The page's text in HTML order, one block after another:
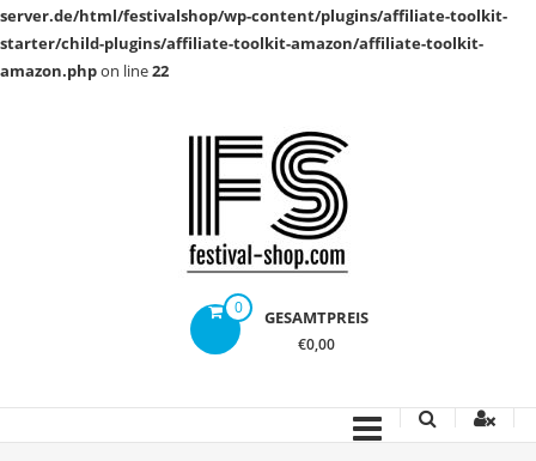
server.de/html/festivalshop/wp-content/plugins/affiliate-toolkit-
starter/child-plugins/affiliate-toolkit-amazon/affiliate-toolkit-
amazon.phpon line22
0 GESAMTPREIS
€0,00